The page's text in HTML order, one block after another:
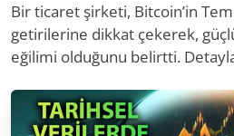
Bir ticaret şirketi, Bitcoin’in
getirilerine dikkat çekerek,
eğilimi olduğunu belirtti.